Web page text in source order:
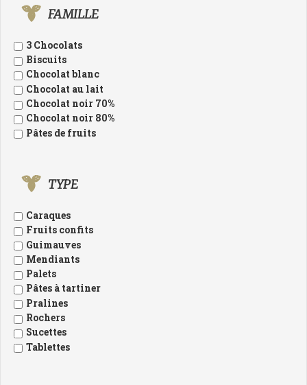
FAMILLE
3 Chocolats
Biscuits
Chocolat blanc
Chocolat au lait
Chocolat noir 70%
Chocolat noir 80%
Pâtes de fruits
TYPE
Caraques
Fruits confits
Guimauves
Mendiants
Palets
Pâtes à tartiner
Pralines
Rochers
Sucettes
Tablettes